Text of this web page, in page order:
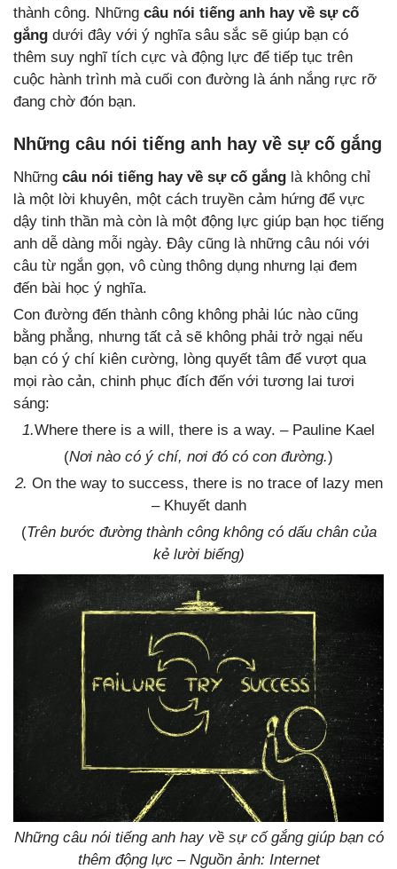
thành công. Những câu nói tiếng anh hay về sự cố
gắng dưới đây với ý nghĩa sâu sắc sẽ giúp bạn có
thêm suy nghĩ tích cực và động lực để tiếp tục trên
cuộc hành trình mà cuối con đường là ánh nắng rực rỡ
đang chờ đón bạn.
Những câu nói tiếng anh hay về sự cố gắng
Những câu nói tiếng hay về sự cố gắng là không chỉ
là một lời khuyên, một cách truyền cảm hứng để vực
dậy tinh thần mà còn là một động lực giúp bạn học tiếng
anh dễ dàng mỗi ngày. Đây cũng là những câu nói với
câu từ ngắn gọn, vô cùng thông dụng nhưng lại đem
đến bài học ý nghĩa.
Con đường đến thành công không phải lúc nào cũng
bằng phẳng, nhưng tất cả sẽ không phải trở ngại nếu
bạn có ý chí kiên cường, lòng quyết tâm để vượt qua
mọi rào cản, chinh phục đích đến với tương lai tươi
sáng:
1.Where there is a will, there is a way. – Pauline Kael
(Nơi nào có ý chí, nơi đó có con đường.)
2. On the way to success, there is no trace of lazy men
– Khuyết danh
(Trên bước đường thành công không có dấu chân của
kẻ lười biếng)
Những câu nói tiếng anh hay về sự cố gắng giúp bạn có
thêm động lực – Nguồn ảnh: Internet